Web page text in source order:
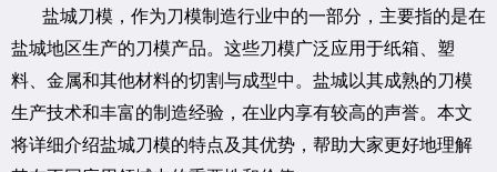
盐城刀模，作为刀模制造行业中的一部分，主要指的是在
盐城地区生产的刀模产品。这些刀模广泛应用于纸箱、塑
料、金属和其他材料的切割与成型中。盐城以其成熟的刀模
生产技术和丰富的制造经验，在业内享有较高的声誉。本文
将详细介绍盐城刀模的特点及其优势，帮助大家更好地理解